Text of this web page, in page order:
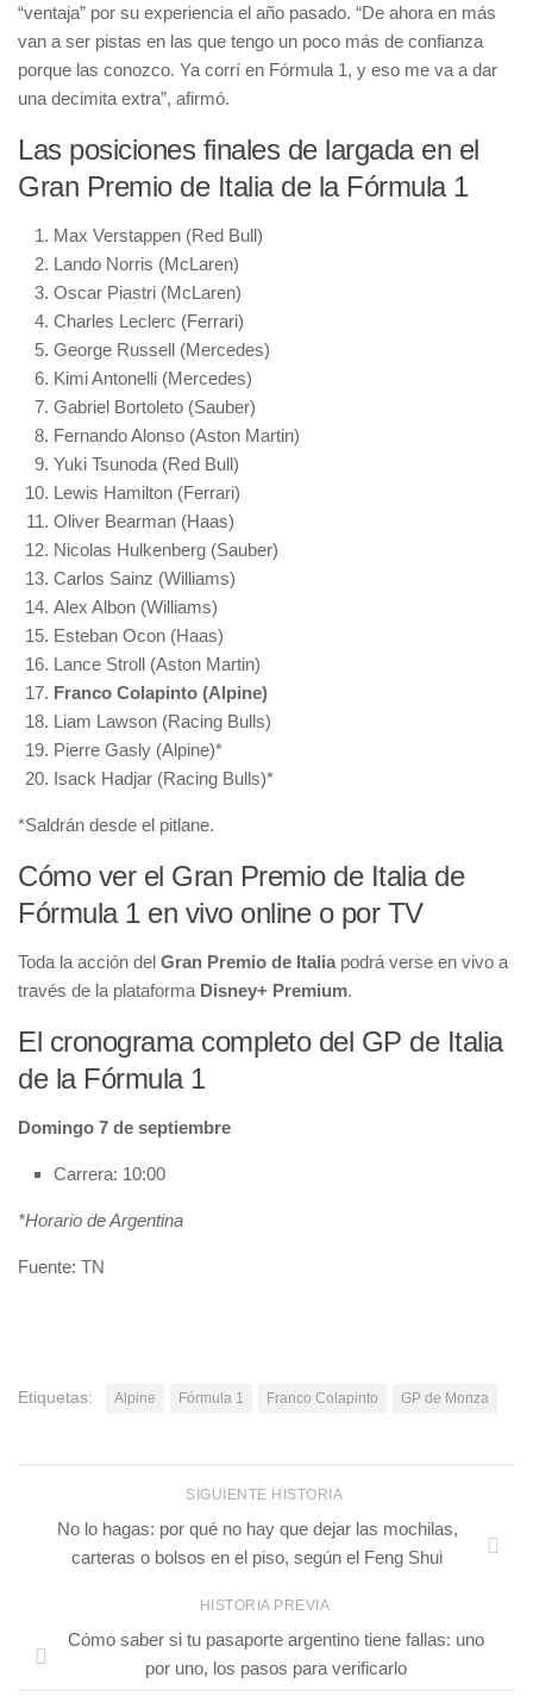
“ventaja” por su experiencia el año pasado. “De ahora en más
van a ser pistas en las que tengo un poco más de confianza
porque las conozco. Ya corrí en Fórmula 1, y eso me va a dar
una decimita extra”, afirmó.
Las posiciones finales de largada en el
Gran Premio de Italia de la Fórmula 1
Max Verstappen (Red Bull)
Lando Norris (McLaren)
Oscar Piastri (McLaren)
Charles Leclerc (Ferrari)
George Russell (Mercedes)
Kimi Antonelli (Mercedes)
Gabriel Bortoleto (Sauber)
Fernando Alonso (Aston Martin)
Yuki Tsunoda (Red Bull)
Lewis Hamilton (Ferrari)
Oliver Bearman (Haas)
Nicolas Hulkenberg (Sauber)
Carlos Sainz (Williams)
Alex Albon (Williams)
Esteban Ocon (Haas)
Lance Stroll (Aston Martin)
Franco Colapinto (Alpine)
Liam Lawson (Racing Bulls)
Pierre Gasly (Alpine)*
Isack Hadjar (Racing Bulls)*
*Saldrán desde el pitlane.
Cómo ver el Gran Premio de Italia de
Fórmula 1 en vivo online o por TV
Toda la acción del Gran Premio de Italia podrá verse en vivo a
través de la plataforma Disney+ Premium.
El cronograma completo del GP de Italia
de la Fórmula 1
Domingo 7 de septiembre
Carrera: 10:00
*Horario de Argentina
Fuente: TN
Etiquetas: Alpine Fórmula 1 Franco Colapinto GP de Monza
SIGUIENTE HISTORIA
No lo hagas: por qué no hay que dejar las mochilas,
carteras o bolsos en el piso, según el Feng Shui
HISTORIA PREVIA
Cómo saber si tu pasaporte argentino tiene fallas: uno
por uno, los pasos para verificarlo